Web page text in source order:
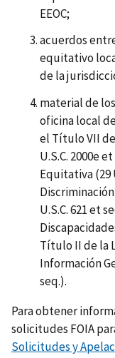
EEOC;
acuerdos
equitativo
de la
material de
oficina local
el Título VII de
U.S.C. 2000e
Equitativa (29
U.S.C. 621 et
Título II de la
Información
seq.).
Para obtener
solicitudes FOIA
Solicitudes y